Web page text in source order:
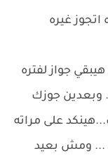
غيره
جواز لفتره
جوزك
على مراته
... ومش بعيد